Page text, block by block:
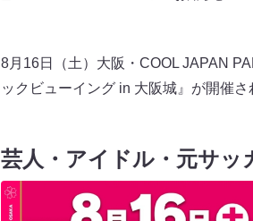
8月16日（土）大阪・COOL JAPAN
ックビューイング in 大阪城』が開催さ
芸人・アイドル・元サッ